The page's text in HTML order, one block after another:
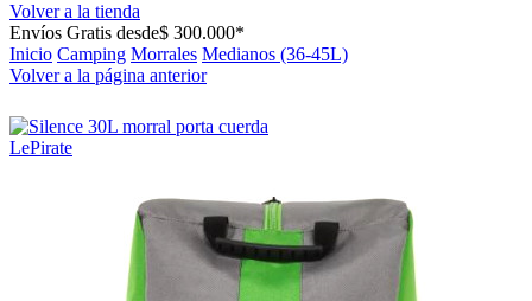
Volver a la tienda
Envíos Gratis desde$ 300.000*
Inicio Camping Morrales Medianos (36-45L)
Volver a la página anterior